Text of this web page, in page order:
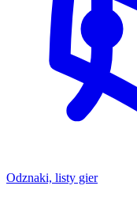
Odznaki, listy gier